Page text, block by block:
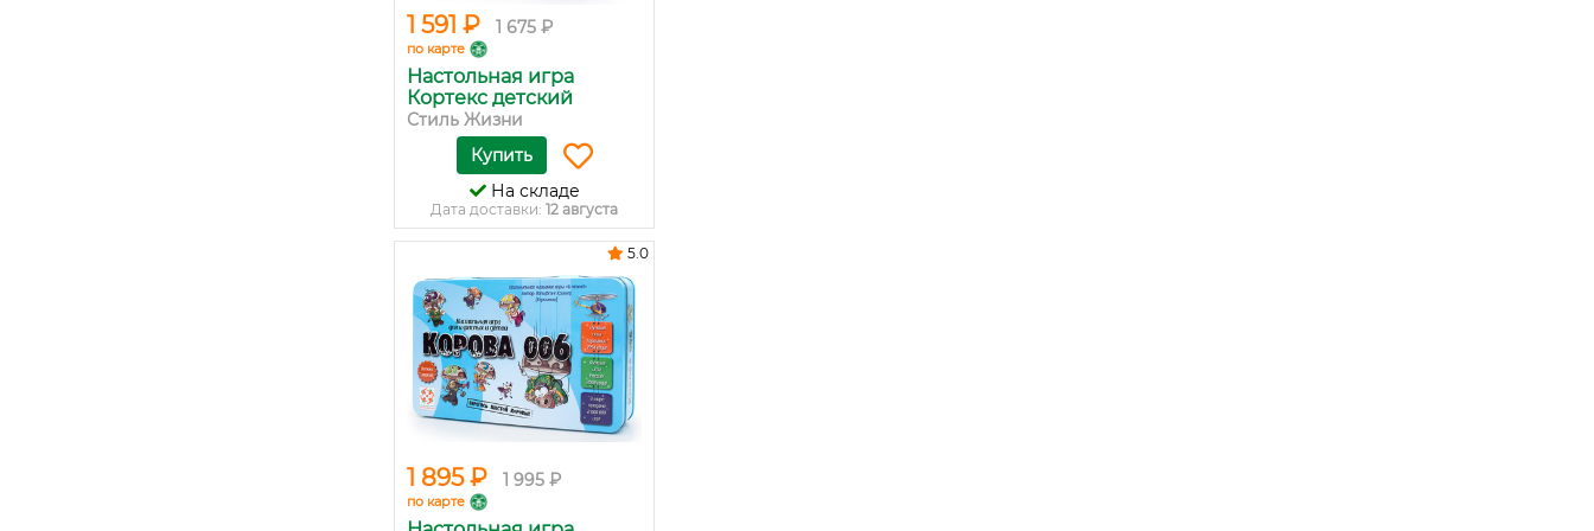
1 591 ₽ 1 675 ₽
по карте
Настольная игра
Кортекс детский
Стиль Жизни
Купить
На складе
Дата доставки: 12 августа
1 895 ₽ 1 995 ₽
по карте
5.0